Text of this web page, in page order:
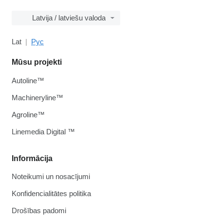
Latvija / latviešu valoda
Lat Рус
Informācija
Noteikumi un nosacījumi
Konfidencialitātes politika
Drošības padomi
Mūsu projekti
Autoline™
Machineryline™
Agroline™
Linemedia Digital ™